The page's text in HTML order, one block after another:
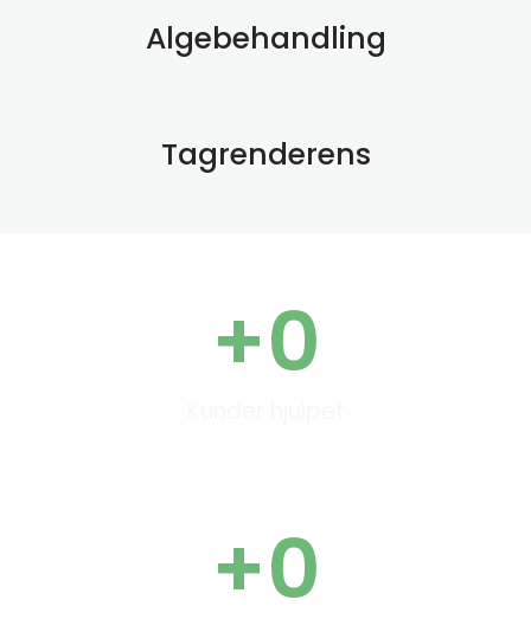
Algebehandling
Tagrenderens
+0
+0